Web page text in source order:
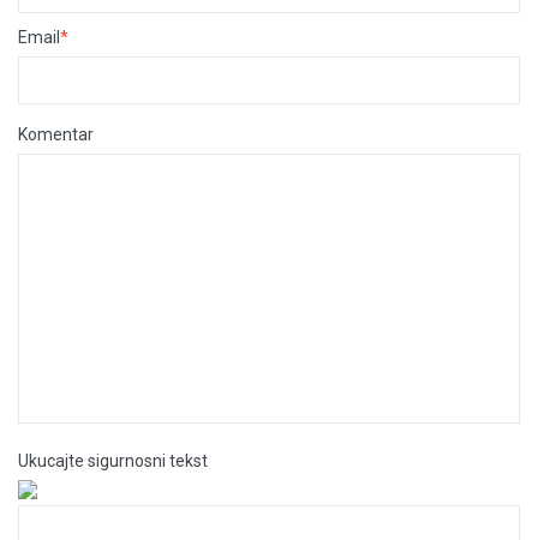
Email *
Komentar
Ukucajte sigurnosni tekst